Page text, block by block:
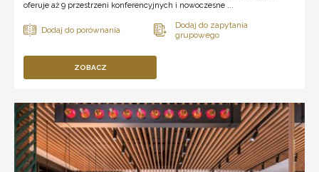
oferuje aż 9 przestrzeni konferencyjnych i nowoczesne ...
ZOBACZ